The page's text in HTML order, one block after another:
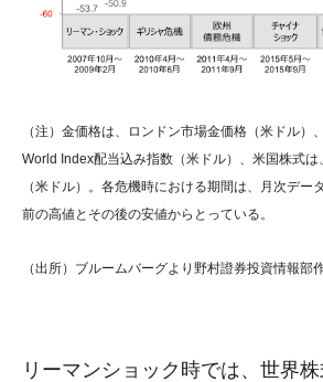
（注）金価格は、ロンドン市場金価格（米ドル）
World Index配当込み指数（米ドル）、米国株式
（米ドル）。各危機時における期間は、月次デー
前の高値とその後の安値からとっている。
（出所）ブルームバーグより野村證券投資情報部
リーマンショック時では、世界